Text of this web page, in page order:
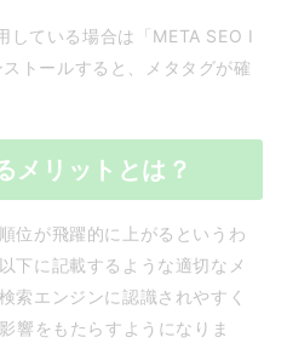
している場合は「META SEO I
トールすると、メタタグが確
メリットとは？
位が飛躍的に上がるというわ
下に記載するような適切なメ
索エンジンに認識されやすく
響をもたらすようになりま